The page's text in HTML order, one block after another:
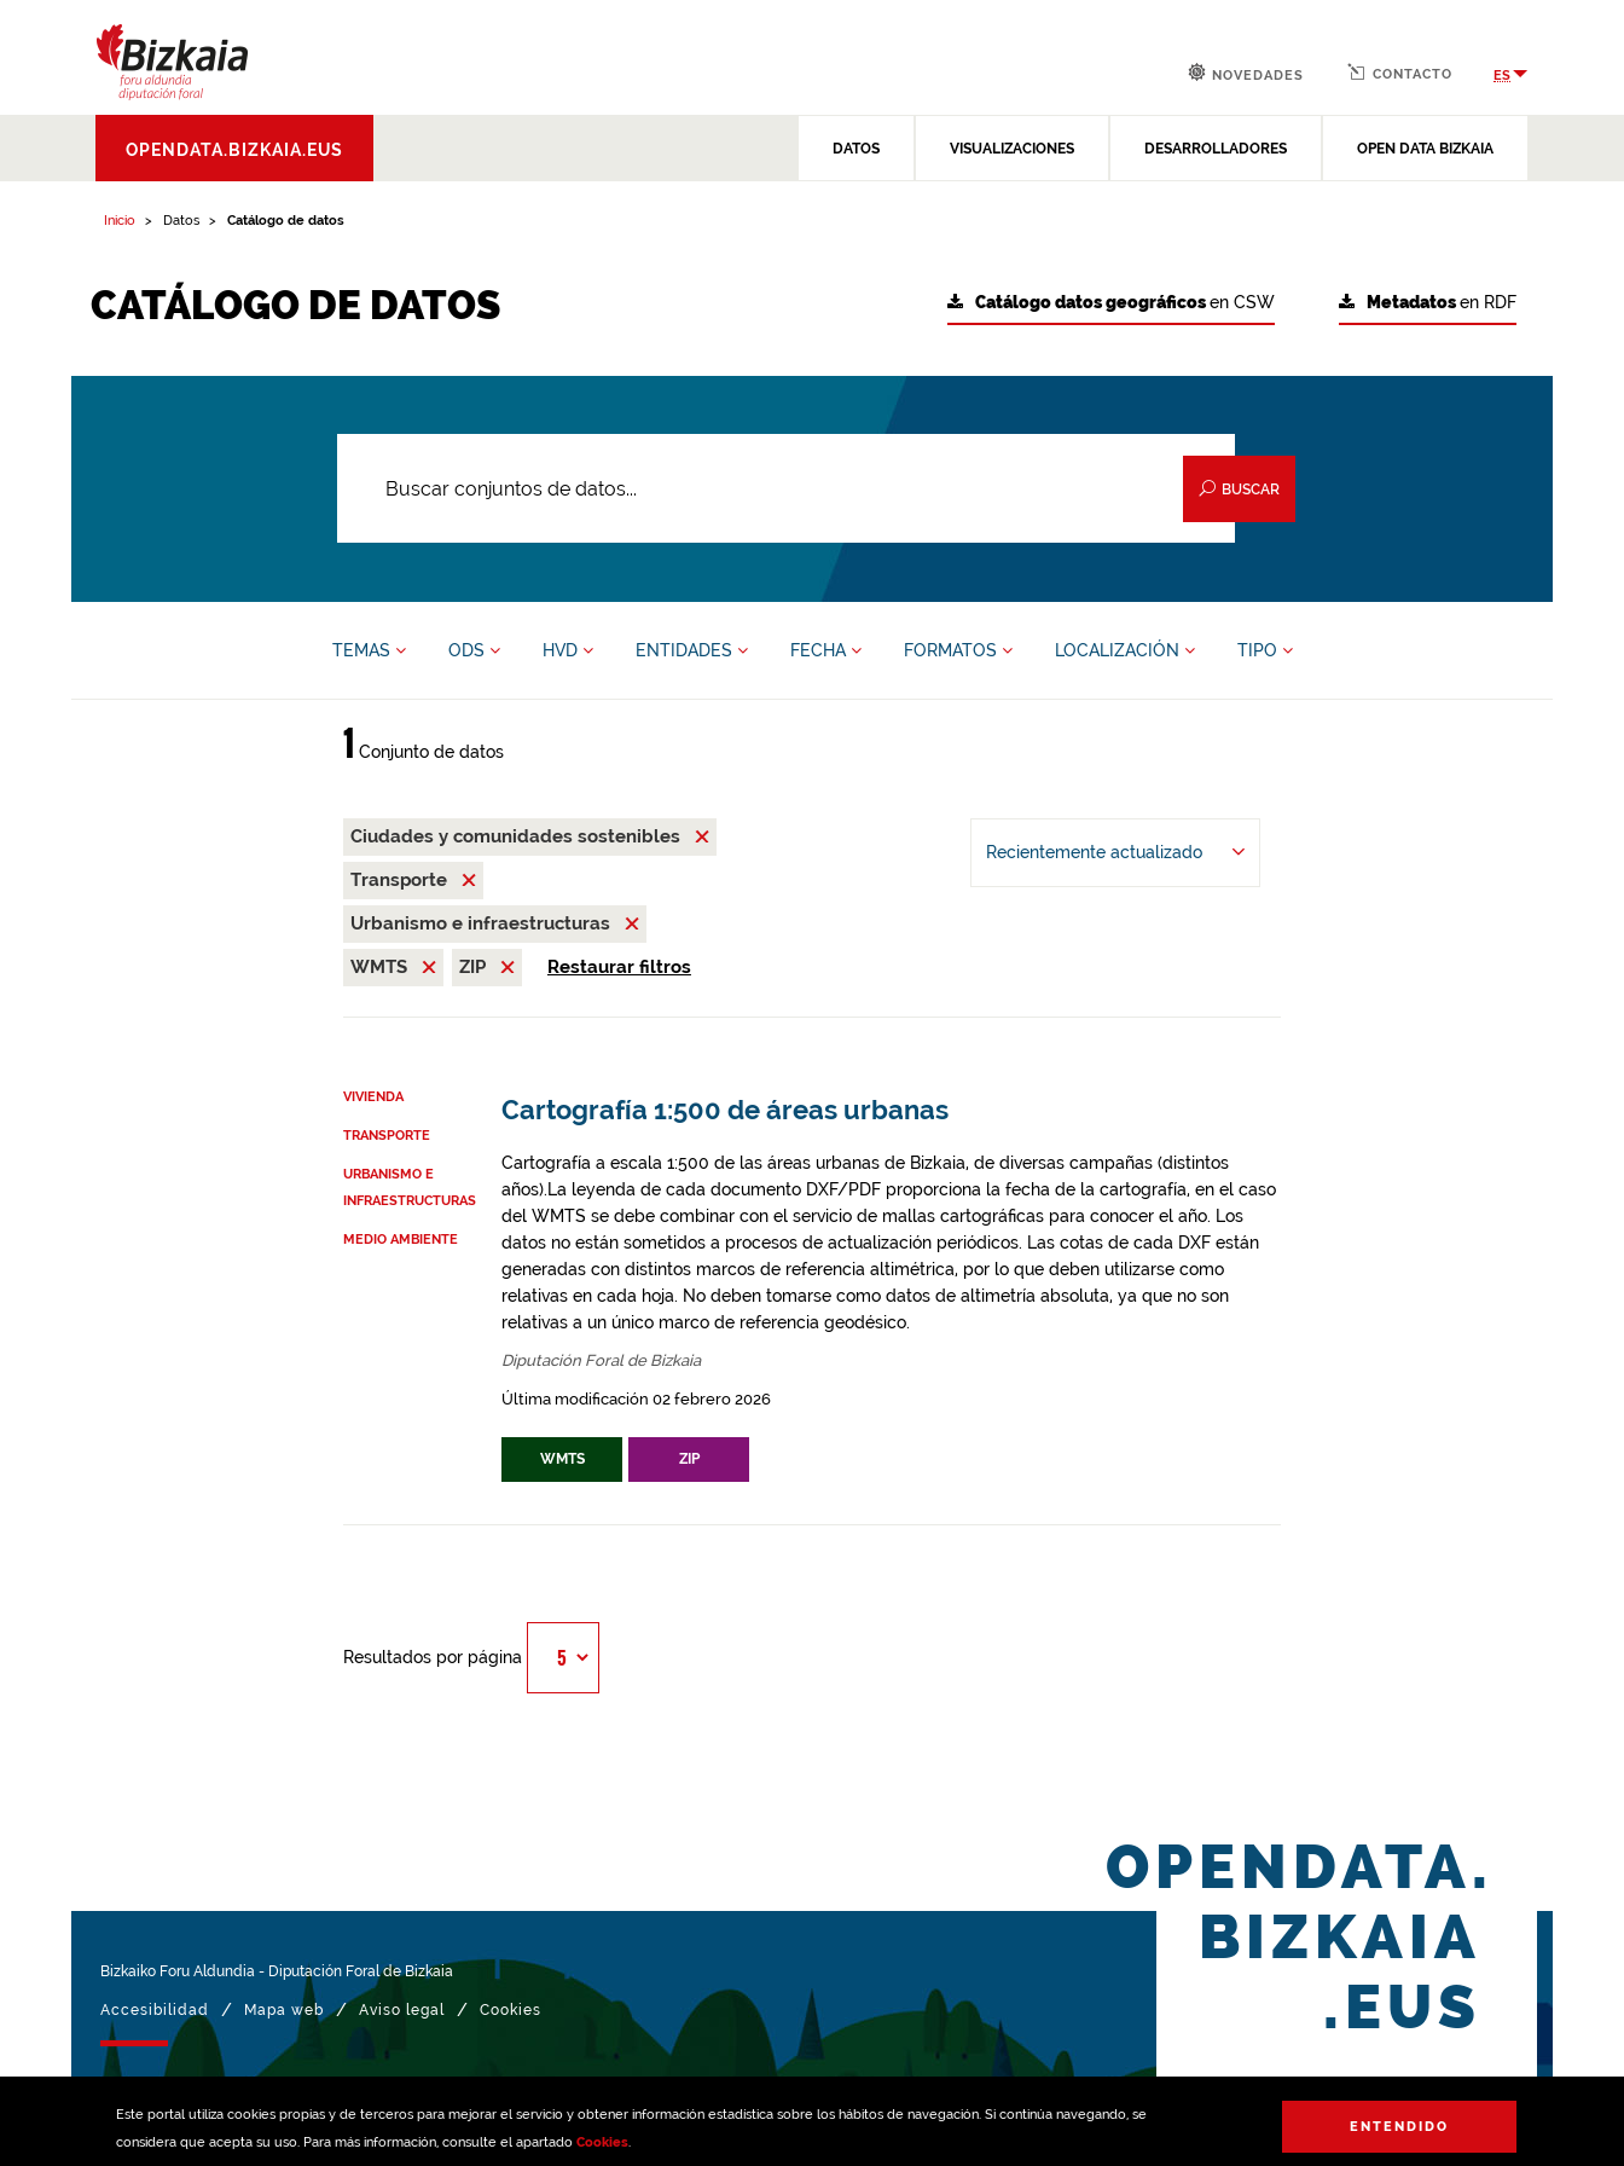
Este portal utiliza cookies propias y de terceros para mejorar el servicio y obtener información estadística sobre los hábitos de navegación. Si continúa navegando, se
considera que acepta su uso. Para más información, consulte el apartado Cookies.
ENTENDIDO
Aldundia.Diputacion
Foral de Bizkaia
OPENDATA.BIZKAIA.EUS DATOS VISUALIZACIONES DESARROLLADORES OPEN DATA BIZKAIA
NOVEDADES CONTACTO ES
Inicio Datos Catálogo de datos
CATÁLOGO DE DATOS Metadatosen RDF
Catálogo datos geográficosen CSW
BUSCAR
TEMAS ODS HVD ENTIDADES FECHA FORMATOS LOCALIZACIÓN TIPO
1 Conjunto de datos
Ciudades y comunidades sostenibles
Transporte
Urbanismo e infraestructuras
WMTS
ZIP Restaurar filtros
Recientemente actualizado
VIVIENDA
TRANSPORTE
URBANISMO E
INFRAESTRUCTURAS
MEDIO AMBIENTE
Cartografía 1:500 de áreas urbanas
Cartografía a escala 1:500 de las áreas urbanas de Bizkaia, de diversas campañas (distintos
años).La leyenda de cada documento DXF/PDF proporciona la fecha de la cartografía, en el caso
del WMTS se debe combinar con el servicio de mallas cartográficas para conocer el año. Los
datos no están sometidos a procesos de actualización periódicos. Las cotas de cada DXF están
generadas con distintos marcos de referencia altimétrica, por lo que deben utilizarse como
relativas en cada hoja. No deben tomarse como datos de altimetría absoluta, ya que no son
relativas a un único marco de referencia geodésico.
Diputación Foral de Bizkaia
Última modificación 02 febrero 2026
WMTS ZIP
Resultados por página
Bizkaiko Foru Aldundia - Diputación Foral de Bizkaia
Accesibilidad / Mapa web / Aviso legal / Cookies
OPENDATA.
BIZKAIA
.EUS